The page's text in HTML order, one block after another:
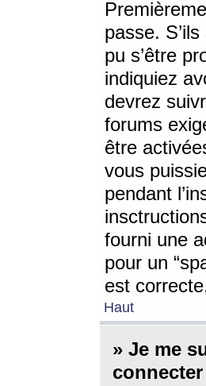
passe.
pu s’être
indiquiez
devrez
forums
être
vous
pendant
fourni une
pour un
est
Haut
» Je me